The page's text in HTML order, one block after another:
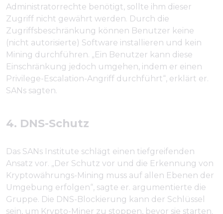
Administratorrechte benötigt, sollte ihm dieser
Zugriff nicht gewährt werden. Durch die
Zugriffsbeschränkung können Benutzer keine
(nicht autorisierte) Software installieren und kein
Mining durchführen. „Ein Benutzer kann diese
Einschränkung jedoch umgehen, indem er einen
Privilege-Escalation-Angriff durchführt“, erklärt er.
SANs sagten.
4. DNS-Schutz
Das SANs Institute schlägt einen tiefgreifenden
Ansatz vor. „Der Schutz vor und die Erkennung von
Kryptowährungs-Mining muss auf allen Ebenen der
Umgebung erfolgen“, sagte er. argumentierte die
Gruppe. Die DNS-Blockierung kann der Schlüssel
sein, um Krypto-Miner zu stoppen, bevor sie starten.